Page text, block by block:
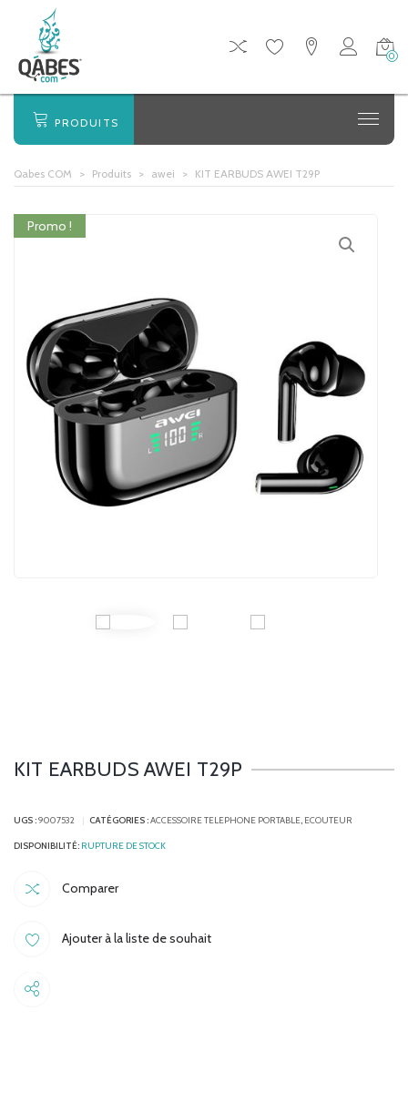
0
PRODUITS
Qabes COM > Produits > awei > KIT EARBUDS AWEI T29P
Promo !
KIT EARBUDS AWEI T29P
UGS :9007532 CATÉGORIES :ACCESSOIRE TELEPHONE PORTABLE, ECOUTEUR
Comparer
Ajouter à la liste de souhait
RUPTURE DE STOCK